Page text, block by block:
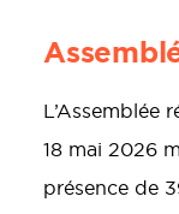
L’Assemblée
18 mai 2026
présence de